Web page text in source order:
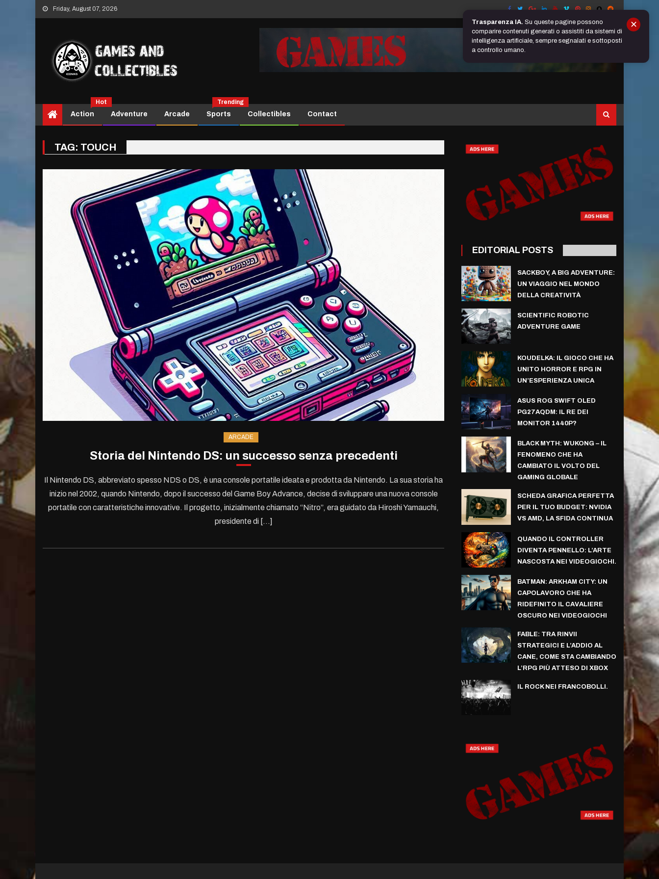
Skip
to
Friday, August 07, 2026
Action
Hot
Adventure Arcade Sports
Trending
Collectibles Contact
TAG: TOUCH
ARCADE
Storia del Nintendo DS: un successo senza precedenti
Il Nintendo DS, abbreviato spesso NDS o DS, è una console portatile ideata e prodotta da Nintendo. La sua storia ha
inizio nel 2002, quando Nintendo, dopo il successo del Game Boy Advance, decise di sviluppare una nuova console
portatile con caratteristiche innovative. Il progetto, inizialmente chiamato “Nitro”, era guidato da Hiroshi Yamauchi,
presidente di […]
EDITORIAL POSTS
SACKBOY, A BIG ADVENTURE:
UN VIAGGIO NEL MONDO
DELLA CREATIVITÀ
SCIENTIFIC ROBOTIC
ADVENTURE GAME
KOUDELKA: IL GIOCO CHE HA
UNITO HORROR E RPG IN
UN’ESPERIENZA UNICA
ASUS ROG SWIFT OLED
PG27AQDM: IL RE DEI
MONITOR 1440P?
BLACK MYTH: WUKONG – IL
FENOMENO CHE HA
CAMBIATO IL VOLTO DEL
GAMING GLOBALE
SCHEDA GRAFICA PERFETTA
PER IL TUO BUDGET: NVIDIA
VS AMD, LA SFIDA CONTINUA
QUANDO IL CONTROLLER
DIVENTA PENNELLO: L’ARTE
NASCOSTA NEI VIDEOGIOCHI.
BATMAN: ARKHAM CITY: UN
CAPOLAVORO CHE HA
RIDEFINITO IL CAVALIERE
OSCURO NEI VIDEOGIOCHI
FABLE: TRA RINVII
STRATEGICI E L’ADDIO AL
CANE, COME STA CAMBIANDO
L’RPG PIÙ ATTESO DI XBOX
IL ROCK NEI FRANCOBOLLI.
Trasparenza IA. Su queste pagine possono
comparire contenuti generati o assistiti da sistemi di
intelligenza artificiale, sempre segnalati e sottoposti
a controllo umano.
✕